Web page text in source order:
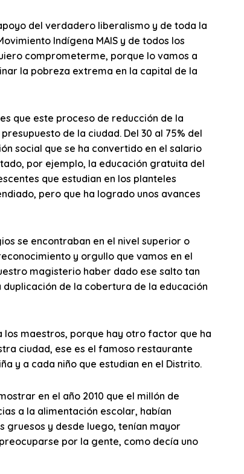
del verdadero liberalismo y de toda la
Indígena MAIS y de todos los
comprometerme, porque lo vamos a
la pobreza extrema en la capital de la
que este proceso de reducción de la
de la ciudad. Del 30 al 75% del
social que se ha convertido en el salario
por ejemplo, la educación gratuita del
que estudian en los planteles
pero que ha logrado unos avances
se encontraban en el nivel superior o
y orgullo que vamos en el
magisterio haber dado ese salto tan
de la cobertura de la educación
los maestros, porque hay otro factor que ha
ciudad, ese es el famoso restaurante
y a cada niño que estudian en el Distrito.
en el año 2010 que el millón de
a la alimentación escolar, habían
gruesos y desde luego, tenían mayor
por la gente, como decía uno